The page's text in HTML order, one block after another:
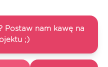
Postaw nam kawę na
;)